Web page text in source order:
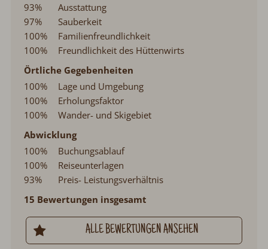
93%
Ausstattung
97%
Sauberkeit
100%
Familienfreundlichkeit
100%
Freundlichkeit des Hüttenwirts
Örtliche Gegebenheiten
100%
Lage und Umgebung
100%
Erholungsfaktor
100%
Wander- und Skigebiet
Abwicklung
100%
Buchungsablauf
100%
Reiseunterlagen
93%
Preis- Leistungsverhältnis
15 Bewertungen insgesamt
ALLE BEWERTUNGEN ANSEHEN